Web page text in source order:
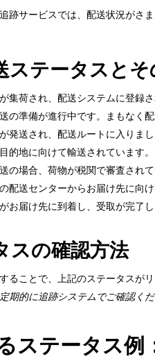
跡サービスでは、配送状況がさ
ステータスとそ
集荷され、配送システムに登録さ
送の準備が進行中です。まもなく
発送され、配送ルートに入りまし
的地に向けて輸送されています。
の場合、荷物が税関で審査されて
配送センターからお届け先に向
お届け先に到着し、受取が完了し
スの確認方法
ることで、上記のステータスが
期的に追跡システムでご確認くだ
ステータス例